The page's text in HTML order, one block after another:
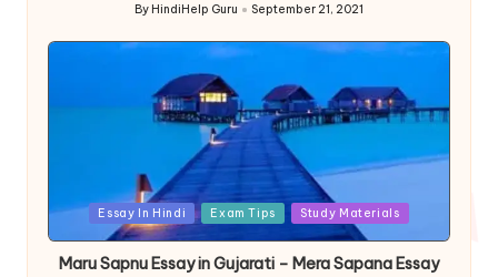
Posted
by
By HindiHelp Guru September 21, 2021
PostedEssay In Hindi Exam Tips Study Materials
Maru Sapnu Essay in Gujarati – Mera Sapana Essay